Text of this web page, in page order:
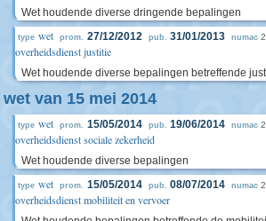
Wet houdende diverse dringende bepalingen
type wet prom. 27/12/2012 pub. 31/01/2013 numac
overheidsdienst justitie
Wet houdende diverse bepalingen betreffende
wet van 15 mei 2014
type wet prom. 15/05/2014 pub. 19/06/2014 numac
overheidsdienst sociale zekerheid
Wet houdende diverse bepalingen
type wet prom. 15/05/2014 pub. 08/07/2014 numac
overheidsdienst mobiliteit en vervoer